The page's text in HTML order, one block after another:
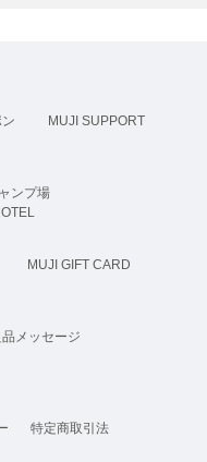
MUJI SUPPORT
ンプ場
MUJI GIFT CARD
メッセージ
特定商取引法